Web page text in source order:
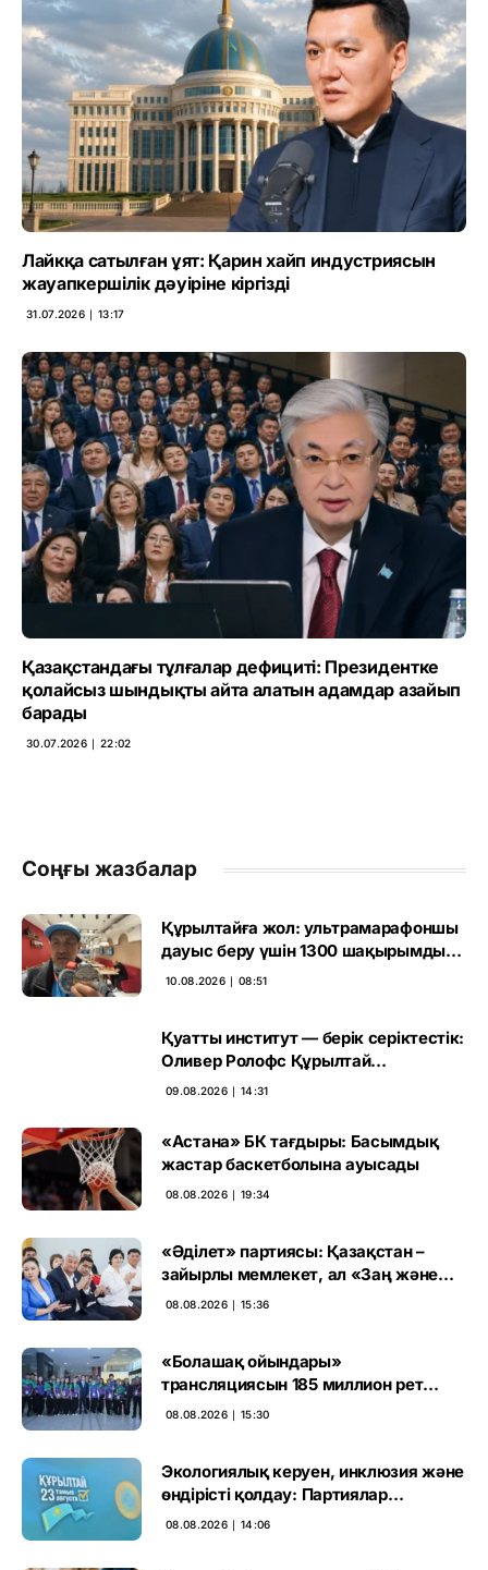
Лайкқа сатылған ұят: Қарин хайп индустриясын
жауапкершілік дәуіріне кіргізді
31.07.2026 ∣ 13:17
Қазақстандағы тұлғалар дефициті: Президентке
қолайсыз шындықты айта алатын адамдар азайып
барады
30.07.2026 ∣ 22:02
Соңғы жазбалар
Құрылтайға жол: ультрамарафоншы
дауыс беру үшін 1300 шақырымды
еңсермек
10.08.2026 ∣ 08:51
Қуатты институт — берік серіктестік:
Оливер Ролофс Құрылтай
сайлауының маңызын бағалады
09.08.2026 ∣ 14:31
«Астана» БК тағдыры: Басымдық
жастар баскетболына ауысады
08.08.2026 ∣ 19:34
«Әділет» партиясы: Қазақстан –
зайырлы мемлекет, ал «Заң және
тәртіп» қағидаты баршаға міндетті
08.08.2026 ∣ 15:36
«Болашақ ойындары»
трансляциясын 185 миллион рет
көрген
08.08.2026 ∣ 15:30
Экологиялық керуен, инклюзия және
өндірісті қолдау: Партиялар
өңірлерде қандай мәселе көтерді
08.08.2026 ∣ 14:06